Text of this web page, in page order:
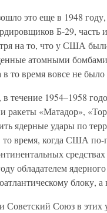
это еще в 1948
Б-29, часть
на то, что у США
атомными
то время вовсе не
в течение 1954–1958
ракеты «Матадор»,
ядерные удары по
то время, когда США по-
обладателем
блоку,
Советский Союз в этих